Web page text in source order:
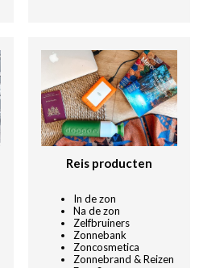
Reis producten
In de zon
Na de zon
Zelfbruiners
Zonnebank
Zoncosmetica
Zonnebrand & Reizen